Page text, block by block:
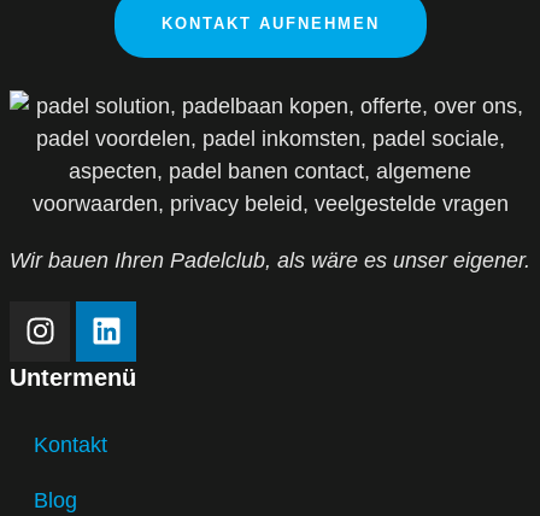
KONTAKT AUFNEHMEN
Wir bauen Ihren Padelclub, als wäre es unser eigener.
Untermenü
Kontakt
Blog